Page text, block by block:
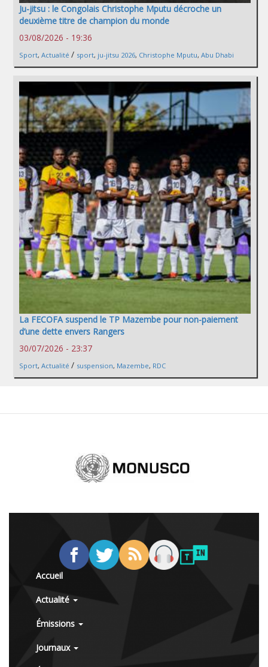
Ju-jitsu : le Congolais Christophe Mputu décroche un
deuxième titre de champion du monde
03/08/2026 - 19:36
Sport, Actualité / sport, ju-jitsu 2026, Christophe Mputu, Abu Dhabi
La FECOFA suspend le TP Mazembe pour non-paiement
d’une dette envers Rangers
30/07/2026 - 23:37
Sport, Actualité / suspension, Mazembe, RDC
Accueil
Actualité
Émissions
Journaux